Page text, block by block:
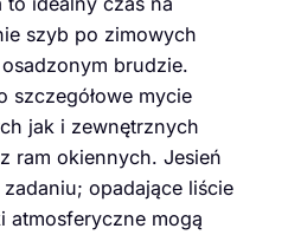
szyb po zimowych
brudzie.
szczegółowe mycie
jak i zewnętrznych
ram okiennych. Jesień
opadające liście
atmosferyczne mogą